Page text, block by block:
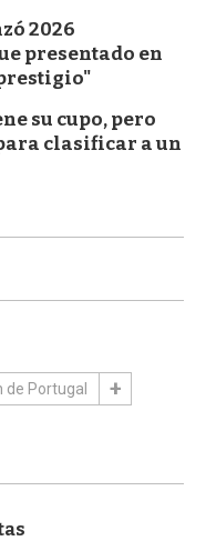
2026
presentado en
su cupo, pero
clasificar a un
de Portugal